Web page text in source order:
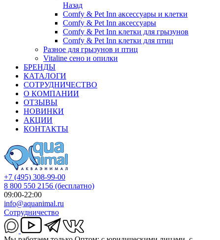
Назад
Comfy & Pet Inn аксессуары и клетки
Comfy & Pet Inn аксессуары
Comfy & Pet Inn клетки для грызунов
Comfy & Pet Inn клетки для птиц
Разное для грызунов и птиц
Vitaline сено и опилки
БРЕНДЫ
КАТАЛОГИ
СОТРУДНИЧЕСТВО
О КОМПАНИИ
ОТЗЫВЫ
НОВИНКИ
АКЦИИ
КОНТАКТЫ
+7 (495) 308-99-00
8 800 550 2156 (бесплатно)
09:00-22:00
info@aquanimal.ru
Сотрудничество